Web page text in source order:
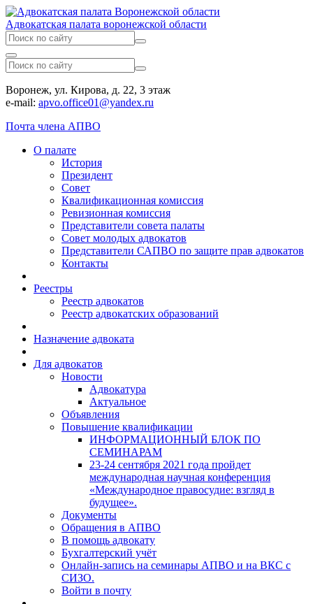
Адвокатская палата воронежской области
Воронеж, ул. Кирова, д. 22, 3 этаж
e-mail: apvo.office01@yandex.ru
Почта члена АПВО
О палате
История
Президент
Совет
Квалификационная комиссия
Ревизионная комиссия
Представители совета палаты
Совет молодых адвокатов
Представители САПВО по защите прав адвокатов
Контакты
Реестры
Реестр адвокатов
Реестр адвокатских образований
Назначение адвоката
Для адвокатов
Новости
Адвокатура
Актуальное
Объявления
Повышение квалификации
ИНФОРМАЦИОННЫЙ БЛОК ПО
СЕМИНАРАМ
23-24 сентября 2021 года пройдет
международная научная конференция
«Международное правосудие: взгляд в
будущее».
Документы
Обращения в АПВО
В помощь адвокату
Бухгалтерский учёт
Онлайн-запись на семинары АПВО и на ВКС с
СИЗО.
Войти в почту